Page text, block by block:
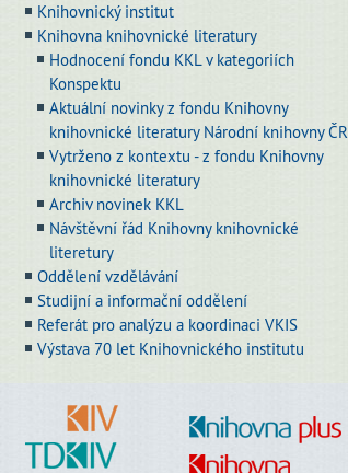
Knihovnický institut
Knihovna knihovnické literatury
Hodnocení fondu KKL v kategoriích
Konspektu
Aktuální novinky z fondu Knihovny
knihovnické literatury Národní knihovny ČR
Vytrženo z kontextu - z fondu Knihovny
knihovnické literatury
Archiv novinek KKL
Návštěvní řád Knihovny knihovnické
literetury
Oddělení vzdělávání
Studijní a informační oddělení
Referát pro analýzu a koordinaci VKIS
Výstava 70 let Knihovnického institutu